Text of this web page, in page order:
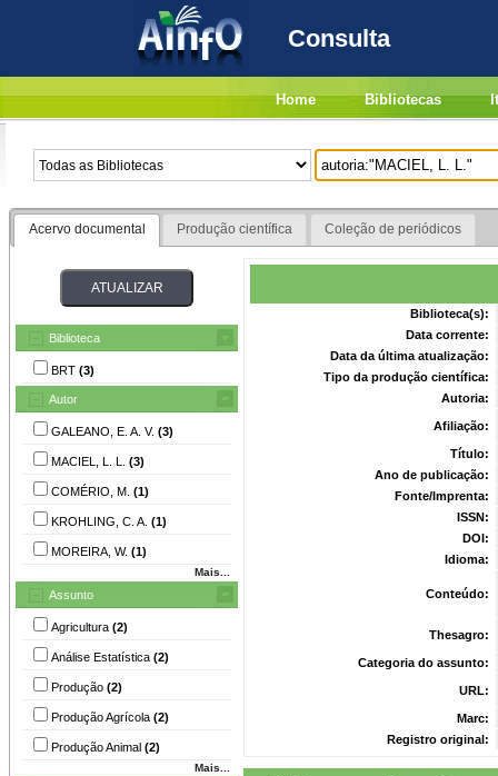
Consulta
Home Bibliotecas
Acervo documental Produção científica Coleção de periódicos
Biblioteca
BRT (3)
Autor
GALEANO, E. A. V. (3)
MACIEL, L. L. (3)
COMÉRIO, M. (1)
KROHLING, C. A. (1)
MOREIRA, W. (1)
Mais...
Assunto
Agricultura (2)
Análise Estatística (2)
Produção (2)
Produção Agrícola (2)
Produção Animal (2)
Mais...
Biblioteca(s):
Data corrente:
Data da última atualização:
Tipo da produção científica:
Autoria:
Afiliação:
Título:
Ano de publicação:
Fonte/Imprenta:
ISSN:
DOI:
Idioma:
Conteúdo:
Thesagro:
Categoria do assunto:
URL:
Marc:
Registro original: